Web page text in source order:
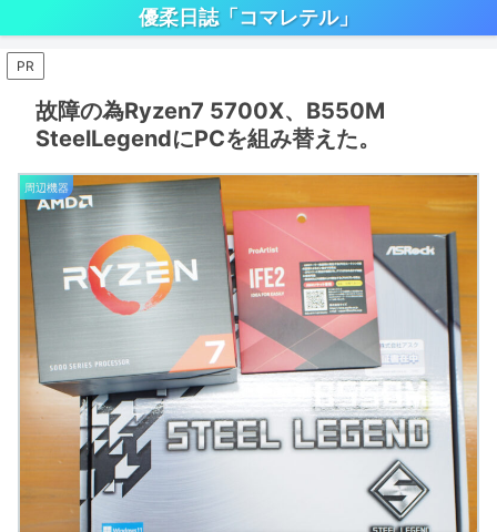
優柔日誌「コマレテル」
PR
故障の為Ryzen7 5700X、B550M
SteelLegendにPCを組み替えた。
周辺機器